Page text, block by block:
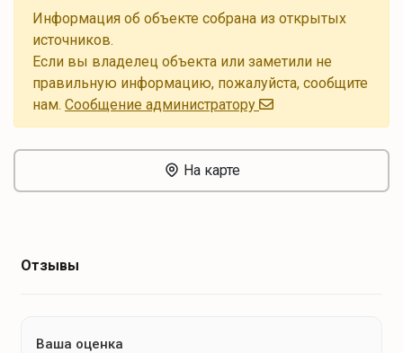
будни действует обеденное меню. Пятницы и субботы в
кафе устраиваются выступления живых исполнителей,
диджеев. Летом на террасе проводятся вечеринки.
Кроме того, в "САД" работает Wi-Fi и имеется парковка.
Информация об объекте собрана из открытых
источников.
Если вы владелец объекта или заметили не
правильную информацию, пожалуйста, сообщите
нам. Cообщение администратору
На карте
Отзывы
Ваша оценка